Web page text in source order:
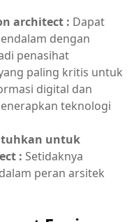
architect : Dapat
dengan
penasihat
paling kritis untuk
digital dan
teknologi
untuk
: Setidaknya
peran arsitek